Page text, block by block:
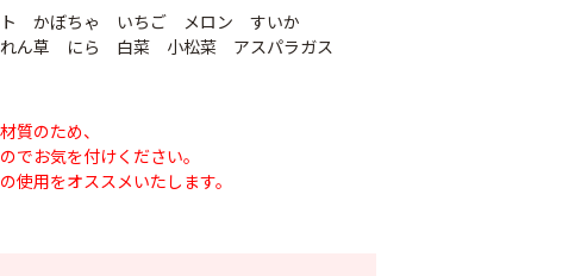
社加工）厚さ
0.1mm 幅600cm
かぼちゃ いちご メロン すいか
ん草 にら 白菜 小松菜 アスパラガス
質のため、
でお気を付けください。
の使用をオススメいたします。